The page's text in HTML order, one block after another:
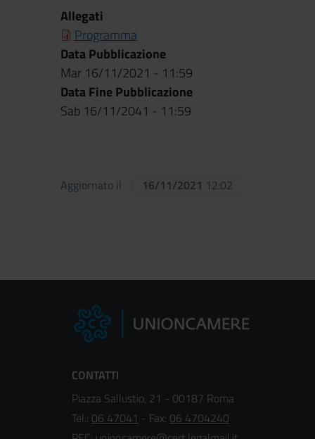
Allegati
Programma
Data Pubblicazione
Mar 16/11/2021 - 11:59
Data Fine Pubblicazione
Sab 16/11/2041 - 11:59
Aggiornato il 16/11/2021 12:02
CONTATTI
Piazza Sallustio, 21 - 00187 Roma
Tel.: 06 47041 - Fax: 06 4704240